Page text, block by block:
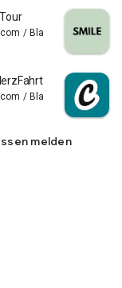
/ Blacksquared GmbH
/ Blacksquared GmbH
melden